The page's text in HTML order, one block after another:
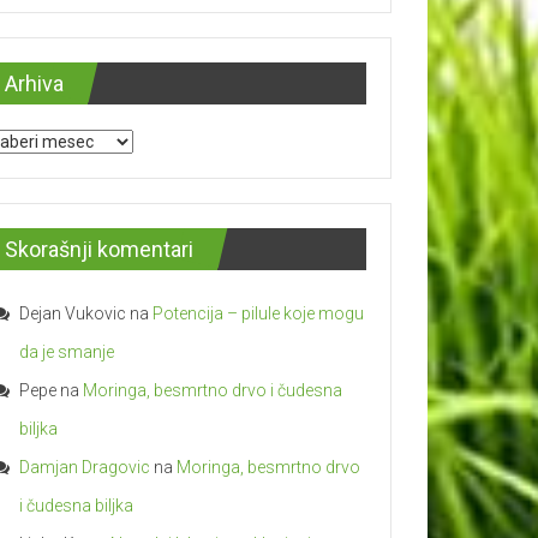
Arhiva
Skorašnji komentari
Dejan Vukovic na Potencija – pilulе kojе mogu
da je smanje
Pepe na Moringa, besmrtno drvo i čudesna
biljka
Damjan Dragovic na Moringa, besmrtno drvo
i čudesna biljka